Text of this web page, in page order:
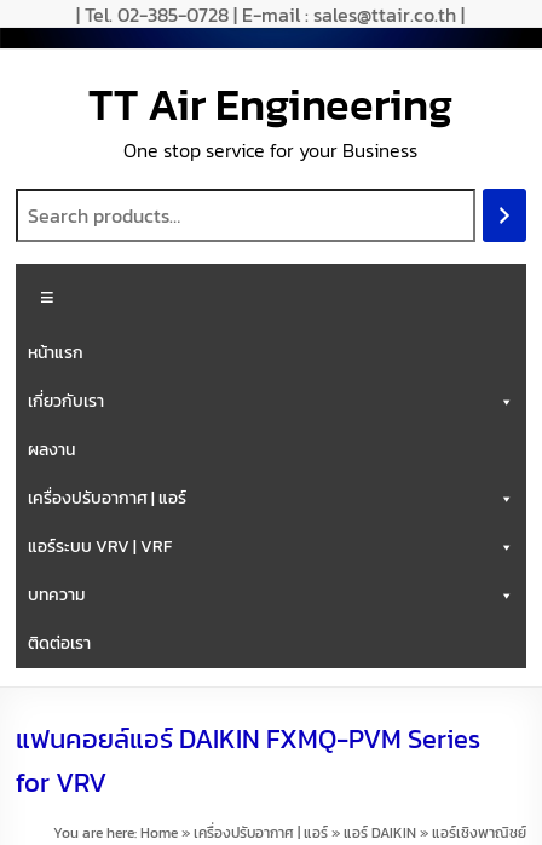
| Tel. 02-385-0728 | E-mail : sales@ttair.co.th |
TT Air Engineering
One stop service for your Business
หน้าแรก
เกี่ยวกับเรา
ผลงาน
เครื่องปรับอากาศ | แอร์
แอร์ระบบ VRV | VRF
บทความ
ติดต่อเรา
แฟนคอยล์แอร์ DAIKIN FXMQ-PVM Series
for VRV
You are here:Home»เครื่องปรับอากาศ | แอร์»แอร์ DAIKIN»แอร์เชิงพาณิชย์